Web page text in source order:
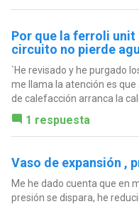
Por que la ferroli unit
circuito no pierde
`He revisado y he purgado
me llama la atención es
de calefacción arranca la
1 respuesta
Vaso de expansión ,
Me he dado cuenta que en
presión se dispara, he